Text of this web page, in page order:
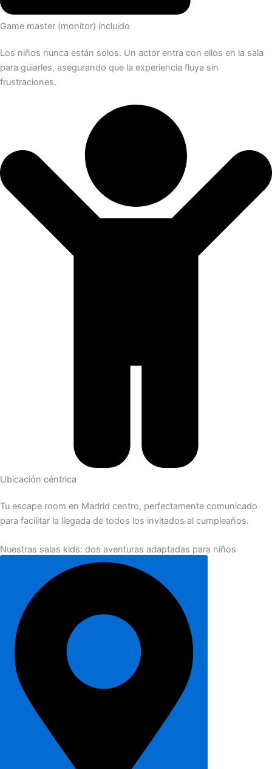
Game master (monitor) incluido
Los niños nunca están solos. Un actor entra con ellos en la sala
para guiarles, asegurando que la experiencia fluya sin
frustraciones.
Ubicación céntrica
Tu escape room en Madrid centro, perfectamente comunicado
para facilitar la llegada de todos los invitados al cumpleaños.
Nuestras salas kids: dos aventuras adaptadas para niños